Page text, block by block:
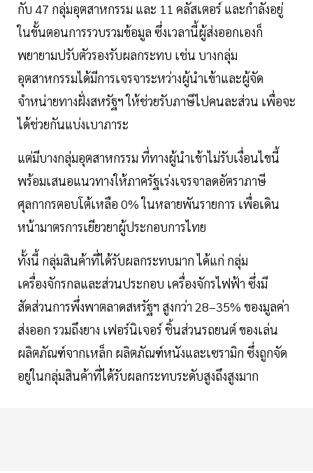
กับ 47 กลุ่มอุตสาหกรรม และ 11 คลัสเตอร์ และกำลังอยู่
ในขั้นตอนการรวบรวมข้อมูล ซึ่งเวลานี้ผู้ส่งออกเองก็
พยายามปรับตัวรองรับผลกระทบ เช่น บางกลุ่ม
อุตสาหกรรมได้มีการเจรจาระหว่างผู้นำเข้าและผู้จัด
จำหน่ายทางฝั่งสหรัฐฯ ให้ช่วยรับภาษีไปคนละส่วน เพื่อจะ
ได้ช่วยกันแบ่งเบาภาระ
แต่มีบางกลุ่มอุตสาหกรรม ที่ทางผู้นำเข้าไม่รับเงื่อนไขนี้
พร้อมเสนอแนวทางให้ภาครัฐเร่งเจรจาลดอัตราภาษี
ศุลกากรตอบโต้เหลือ 0% ในหลายพันรายการ เพื่อเดิน
หน้ามาตรการเยียวยาผู้ประกอบการไทย
ทั้งนี้ กลุ่มสินค้าที่ได้รับผลกระทบมาก ได้แก่ กลุ่ม
เครื่องจักรกลและส่วนประกอบ เครื่องจักรไฟฟ้า ซึ่งมี
สัดส่วนการพึ่งพาตลาดสหรัฐฯ สูงกว่า 28–35% ของมูลค่า
ส่งออก รวมถึงยาง เฟอร์นิเจอร์ ชิ้นส่วนรถยนต์ ของเล่น
ผลิตภัณฑ์จากเหล็ก ผลิตภัณฑ์หนังและเซรามิก ซึ่งถูกจัด
อยู่ในกลุ่มสินค้าที่ได้รับผลกระทบระดับสูงถึงสูงมาก